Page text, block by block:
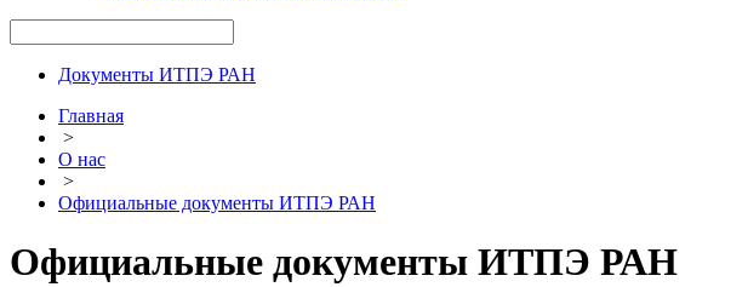
Документы ИТПЭ РАН
Главная
>
О нас
>
Официальные документы ИТПЭ РАН
Официальные документы ИТПЭ РАН